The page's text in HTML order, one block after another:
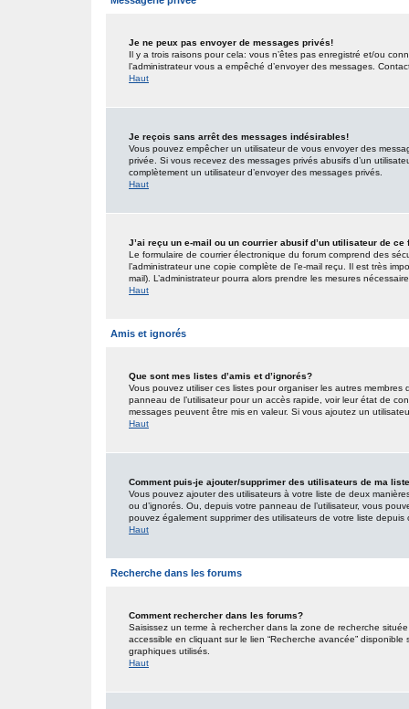
Je ne peux pas envoyer de messages privés!
Il y a trois raisons pour cela: vous n’êtes pas enregistré et/ou
l’administrateur vous a empêché d’envoyer des messages.
Haut
Je reçois sans arrêt des messages indésirables!
Vous pouvez empêcher un utilisateur de vous envoyer des
privée. Si vous recevez des messages privés abusifs d’un
complètement un utilisateur d’envoyer des messages privés.
Haut
J’ai reçu un e-mail ou un courrier abusif d’un utilisateur de ce
Le formulaire de courrier électronique du forum comprend des
l’administrateur une copie complète de l’e-mail reçu. Il est très
mail). L’administrateur pourra alors prendre les mesures
Haut
Amis et ignorés
Que sont mes listes d’amis et d’ignorés?
Vous pouvez utiliser ces listes pour organiser les autres
panneau de l’utilisateur pour un accès rapide, voir leur état de
messages peuvent être mis en valeur. Si vous ajoutez un
Haut
Comment puis-je ajouter/supprimer des utilisateurs de ma
Vous pouvez ajouter des utilisateurs à votre liste de deux
ou d’ignorés. Ou, depuis votre panneau de l’utilisateur, vous
pouvez également supprimer des utilisateurs de votre liste depuis
Haut
Recherche dans les forums
Comment rechercher dans les forums?
Saisissez un terme à rechercher dans la zone de recherche
accessible en cliquant sur le lien “Recherche avancée”
graphiques utilisés.
Haut